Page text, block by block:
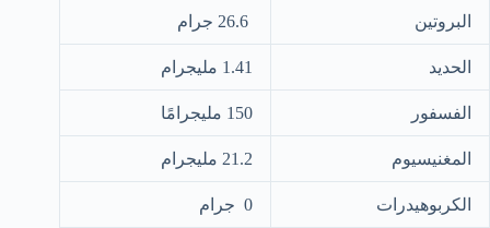
البروتين
الحديد 1.41 مليجرام
الفسفور 150 مليجرامًا
المغنيسيوم 21.2 مليجرام
الكربوهيدرات 0 جرام